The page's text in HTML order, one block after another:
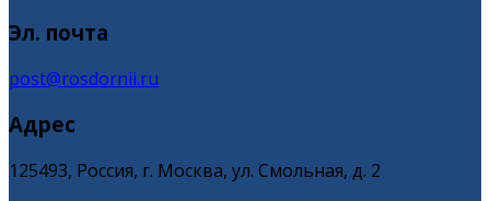
Эл. почта
post@rosdornii.ru
Адрес
125493, Россия, г. Москва, ул. Смольная, д. 2